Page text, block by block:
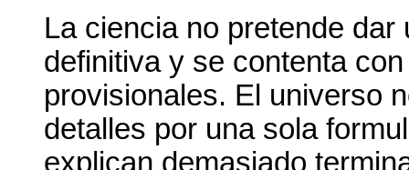
La ciencia no pretende
definitiva y se contenta
provisionales. El universo
detalles por una sola
explican demasiado